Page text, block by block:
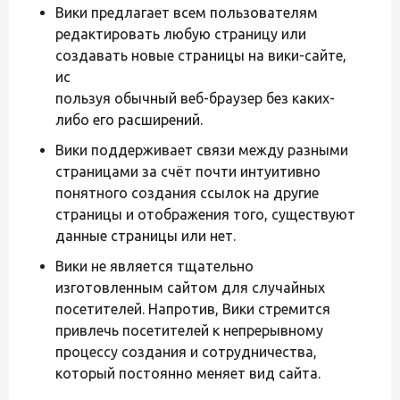
Вики предлагает всем пользователям
редактировать любую страницу или
создавать новые страницы на вики-сайте,
ис
пользуя обычный веб-браузер без каких-
либо его расширений.
Вики поддерживает связи между разными
страницами за счёт почти интуитивно
понятного создания ссылок на другие
страницы и отображения того, существуют
данные страницы или нет.
Вики не является тщательно
изготовленным сайтом для случайных
посетителей. Напротив, Вики стремится
привлечь посетителей к непрерывному
процессу создания и сотрудничества,
который постоянно меняет вид сайта.